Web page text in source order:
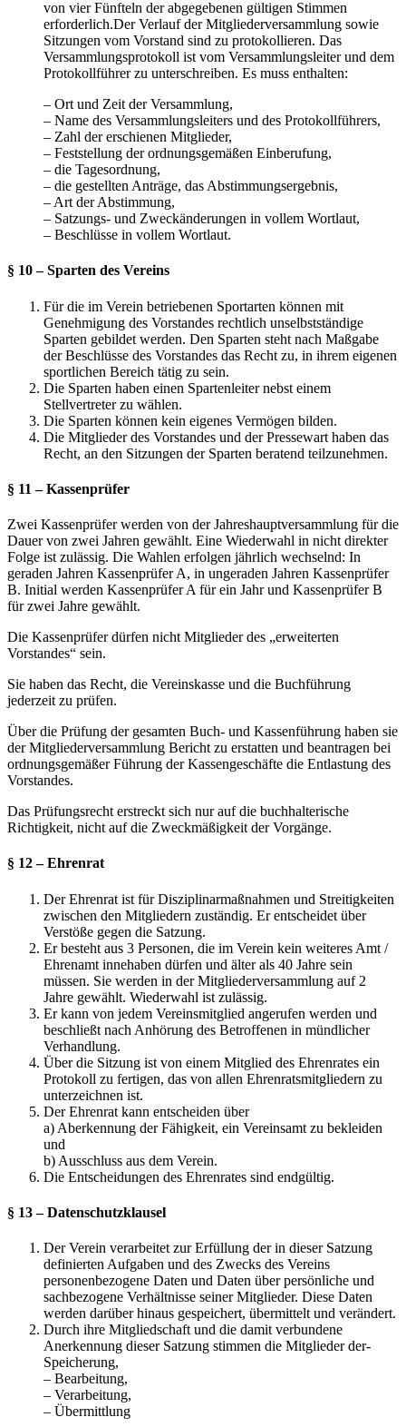
von vier Fünfteln der abgegebenen gültigen Stimmen
erforderlich.Der Verlauf der Mitgliederversammlung sowie
Sitzungen vom Vorstand sind zu protokollieren. Das
Versammlungsprotokoll ist vom Versammlungsleiter und dem
Protokollführer zu unterschreiben. Es muss enthalten:
– Ort und Zeit der Versammlung,
– Name des Versammlungsleiters und des Protokollführers,
– Zahl der erschienen Mitglieder,
– Feststellung der ordnungsgemäßen Einberufung,
– die Tagesordnung,
– die gestellten Anträge, das Abstimmungsergebnis,
– Art der Abstimmung,
– Satzungs- und Zweckänderungen in vollem Wortlaut,
– Beschlüsse in vollem Wortlaut.
§ 10 – Sparten des Vereins
Für die im Verein betriebenen Sportarten können mit
Genehmigung des Vorstandes rechtlich unselbstständige
Sparten gebildet werden. Den Sparten steht nach Maßgabe
der Beschlüsse des Vorstandes das Recht zu, in ihrem eigenen
sportlichen Bereich tätig zu sein.
Die Sparten haben einen Spartenleiter nebst einem
Stellvertreter zu wählen.
Die Sparten können kein eigenes Vermögen bilden.
Die Mitglieder des Vorstandes und der Pressewart haben das
Recht, an den Sitzungen der Sparten beratend teilzunehmen.
§ 11 – Kassenprüfer
Zwei Kassenprüfer werden von der Jahreshauptversammlung für die
Dauer von zwei Jahren gewählt. Eine Wiederwahl in nicht direkter
Folge ist zulässig. Die Wahlen erfolgen jährlich wechselnd: In
geraden Jahren Kassenprüfer A, in ungeraden Jahren Kassenprüfer
B. Initial werden Kassenprüfer A für ein Jahr und Kassenprüfer B
für zwei Jahre gewählt.
Die Kassenprüfer dürfen nicht Mitglieder des „erweiterten
Vorstandes“ sein.
Sie haben das Recht, die Vereinskasse und die Buchführung
jederzeit zu prüfen.
Über die Prüfung der gesamten Buch- und Kassenführung haben sie
der Mitgliederversammlung Bericht zu erstatten und beantragen bei
ordnungsgemäßer Führung der Kassengeschäfte die Entlastung des
Vorstandes.
Das Prüfungsrecht erstreckt sich nur auf die buchhalterische
Richtigkeit, nicht auf die Zweckmäßigkeit der Vorgänge.
§ 12 – Ehrenrat
Der Ehrenrat ist für Disziplinarmaßnahmen und Streitigkeiten
zwischen den Mitgliedern zuständig. Er entscheidet über
Verstöße gegen die Satzung.
Er besteht aus 3 Personen, die im Verein kein weiteres Amt /
Ehrenamt innehaben dürfen und älter als 40 Jahre sein
müssen. Sie werden in der Mitgliederversammlung auf 2
Jahre gewählt. Wiederwahl ist zulässig.
Er kann von jedem Vereinsmitglied angerufen werden und
beschließt nach Anhörung des Betroffenen in mündlicher
Verhandlung.
Über die Sitzung ist von einem Mitglied des Ehrenrates ein
Protokoll zu fertigen, das von allen Ehrenratsmitgliedern zu
unterzeichnen ist.
Der Ehrenrat kann entscheiden über
a) Aberkennung der Fähigkeit, ein Vereinsamt zu bekleiden
und
b) Ausschluss aus dem Verein.
Die Entscheidungen des Ehrenrates sind endgültig.
§ 13 – Datenschutzklausel
Der Verein verarbeitet zur Erfüllung der in dieser Satzung
definierten Aufgaben und des Zwecks des Vereins
personenbezogene Daten und Daten über persönliche und
sachbezogene Verhältnisse seiner Mitglieder. Diese Daten
werden darüber hinaus gespeichert, übermittelt und verändert.
Durch ihre Mitgliedschaft und die damit verbundene
Anerkennung dieser Satzung stimmen die Mitglieder der-
Speicherung,
– Bearbeitung,
– Verarbeitung,
– Übermittlung